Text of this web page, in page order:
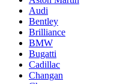
Audi
Bentley
Brilliance
BMW
Bugatti
Cadillac
Changan